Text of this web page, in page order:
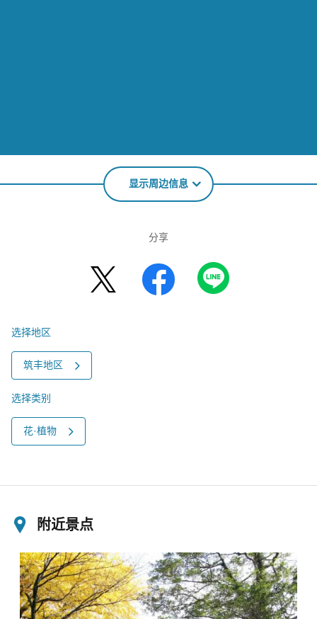
显示周边信息
分享
选择地区
筑丰地区
选择类别
花·植物
附近景点